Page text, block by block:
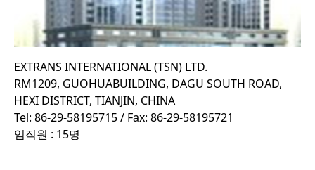
EXTRANS INTERNATIONAL (TSN) LTD.
RM1209, GUOHUABUILDING, DAGU SOUTH ROAD,
HEXI DISTRICT, TIANJIN, CHINA
Tel: 86-29-58195715 / Fax: 86-29-58195721
임직원 : 15명